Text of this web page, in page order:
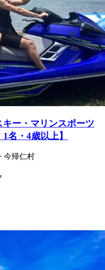
ー・マリンスポーツ
名・4歳以上】
今帰仁村